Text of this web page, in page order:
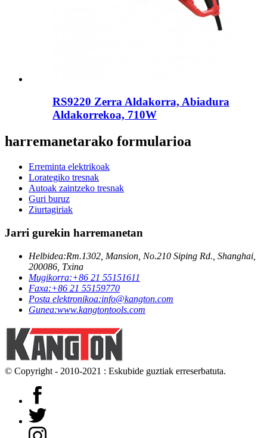
RS9220 Zerra Aldakorra, Abiadura
Aldakorrekoa, 710W
harremanetarako formularioa
Erreminta elektrikoak
Lorategiko tresnak
Autoak zaintzeko tresnak
Guri buruz
Ziurtagiriak
Jarri gurekin harremanetan
Helbidea:Rm.1302, Mansion, No.210 Siping Rd., Shanghai,
200086, Txina
Mugikorra:+86 21 55151611
Faxa:+86 21 55159770
Posta elektronikoa:info@kangton.com
Gunea:www.kangtontools.com
© Copyright - 2010-2021 : Eskubide guztiak erreserbatuta.